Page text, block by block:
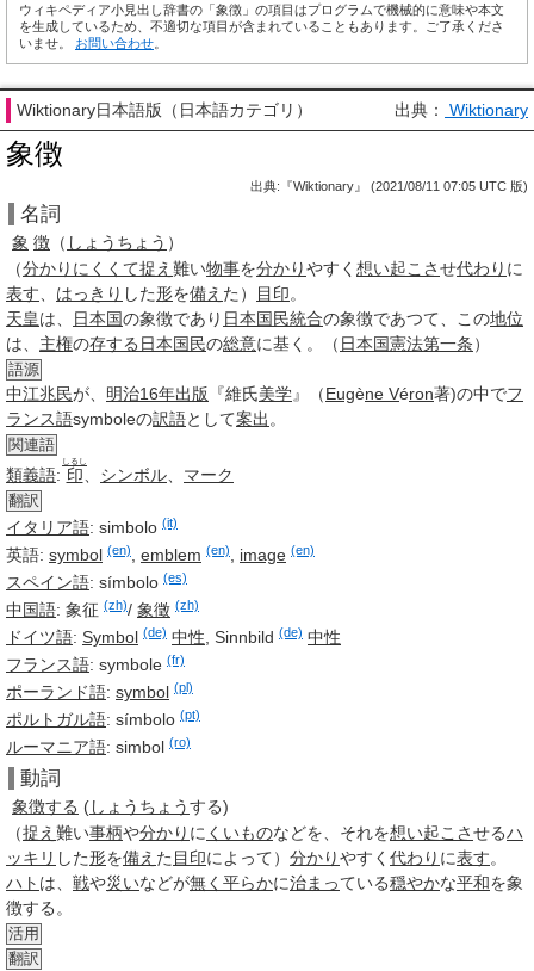
ウィキペディア小見出し辞書の「象徴」の項目はプログラムで機械的に意味や本文
を生成しているため、不適切な項目が含まれていることもあります。ご了承くださ
いませ。 お問い合わせ
Wiktionary日本語版（日本語カテゴリ） 出典： Wiktionary
象徴
出典:『Wiktionary』 (2021/08/11 07:05 UTC 版)
名詞
象 徴 （ しょうちょう ）
（分かり にくくて捉え 難い物事を分かりやすく 想い起こさせ代わり に
表す
はっきり した形を備え た） 目印。
天皇は、 日本国の象徴であり 日本国民統合の象徴であつて、この地位
は、 主権の存する 日本国民の総意に基く。（ 日本国憲法第一条）
語源
中江兆民が、 明治16年出版 『維氏美学』（Eugène Véron著)の中でフ
ランス語symboleの訳語として案出 。
関連語
類義語: 印
しるし
シンボル マーク
翻訳
イタリア語: simbolo (it)
英語: symbol (en) emblem (en) image (en)
スペイン語: símbolo (es)
中国語: 象征 (zh)/ 象徵 (zh)
ドイツ語: Symbol (de) 中性 Sinnbild (de) 中性
フランス語: symbole (fr)
ポーランド語: symbol (pl)
ポルトガル語: símbolo (pt)
ルーマニア語: simbol (ro)
動詞
象徴する (しょうちょうする)
（捉え 難い事柄や分かり に くいものなどを、それを想い起こさせるハ
ッキリ した形を備え た 目印によって） 分かりやすく 代わり に表す。
ハト は、 戦や災いなどが無く 平らかに治まっている穏やかな平和を象
徴する。
活用
翻訳